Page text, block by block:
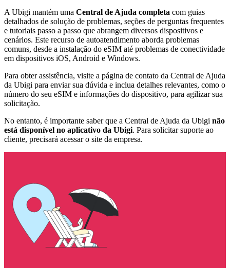
A Ubigi mantém uma Central de Ajuda completa com guias
detalhados de solução de problemas, seções de perguntas frequentes
e tutoriais passo a passo que abrangem diversos dispositivos e
cenários. Este recurso de autoatendimento aborda problemas
comuns, desde a instalação do eSIM até problemas de conectividade
em dispositivos iOS, Android e Windows.
Para obter assistência, visite a página de contato da Central de Ajuda
da Ubigi para enviar sua dúvida e inclua detalhes relevantes, como o
número do seu eSIM e informações do dispositivo, para agilizar sua
solicitação.
No entanto, é importante saber que a Central de Ajuda da Ubigi não
está disponível no aplicativo da Ubigi. Para solicitar suporte ao
cliente, precisará acessar o site da empresa.